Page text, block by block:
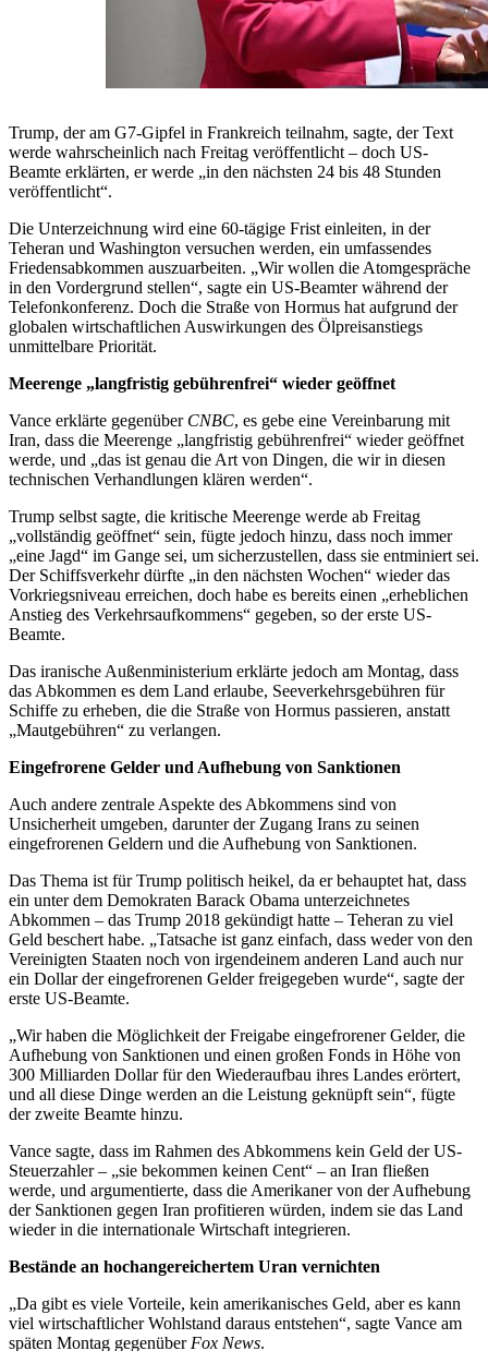
Trump, der am G7-Gipfel in Frankreich teilnahm, sagte, der Text
werde wahrscheinlich nach Freitag veröffentlicht – doch US-
Beamte erklärten, er werde „in den nächsten 24 bis 48 Stunden
veröffentlicht“.
Die Unterzeichnung wird eine 60-tägige Frist einleiten, in der
Teheran und Washington versuchen werden, ein umfassendes
Friedensabkommen auszuarbeiten. „Wir wollen die Atomgespräche
in den Vordergrund stellen“, sagte ein US-Beamter während der
Telefonkonferenz. Doch die Straße von Hormus hat aufgrund der
globalen wirtschaftlichen Auswirkungen des Ölpreisanstiegs
unmittelbare Priorität.
Meerenge „langfristig gebührenfrei“ wieder geöffnet
Vance erklärte gegenüberCNBC, es gebe eine Vereinbarung mit
Iran, dass die Meerenge „langfristig gebührenfrei“ wieder geöffnet
werde, und „das ist genau die Art von Dingen, die wir in diesen
technischen Verhandlungen klären werden“.
Trump selbst sagte, die kritische Meerenge werde ab Freitag
„vollständig geöffnet“ sein, fügte jedoch hinzu, dass noch immer
„eine Jagd“ im Gange sei, um sicherzustellen, dass sie entminiert sei.
Der Schiffsverkehr dürfte „in den nächsten Wochen“ wieder das
Vorkriegsniveau erreichen, doch habe es bereits einen „erheblichen
Anstieg des Verkehrsaufkommens“ gegeben, so der erste US-
Beamte.
Das iranische Außenministerium erklärte jedoch am Montag, dass
das Abkommen es dem Land erlaube, Seeverkehrsgebühren für
Schiffe zu erheben, die die Straße von Hormus passieren, anstatt
„Mautgebühren“ zu verlangen.
Eingefrorene Gelder und Aufhebung von Sanktionen
Auch andere zentrale Aspekte des Abkommens sind von
Unsicherheit umgeben, darunter der Zugang Irans zu seinen
eingefrorenen Geldern und die Aufhebung von Sanktionen.
Das Thema ist für Trump politisch heikel, da er behauptet hat, dass
ein unter dem Demokraten Barack Obama unterzeichnetes
Abkommen – das Trump 2018 gekündigt hatte – Teheran zu viel
Geld beschert habe. „Tatsache ist ganz einfach, dass weder von den
Vereinigten Staaten noch von irgendeinem anderen Land auch nur
ein Dollar der eingefrorenen Gelder freigegeben wurde“, sagte der
erste US-Beamte.
„Wir haben die Möglichkeit der Freigabe eingefrorener Gelder, die
Aufhebung von Sanktionen und einen großen Fonds in Höhe von
300 Milliarden Dollar für den Wiederaufbau ihres Landes erörtert,
und all diese Dinge werden an die Leistung geknüpft sein“, fügte
der zweite Beamte hinzu.
Vance sagte, dass im Rahmen des Abkommens kein Geld der US-
Steuerzahler – „sie bekommen keinen Cent“ – an Iran fließen
werde, und argumentierte, dass die Amerikaner von der Aufhebung
der Sanktionen gegen Iran profitieren würden, indem sie das Land
wieder in die internationale Wirtschaft integrieren.
Bestände an hochangereichertem Uran vernichten
„Da gibt es viele Vorteile, kein amerikanisches Geld, aber es kann
viel wirtschaftlicher Wohlstand daraus entstehen“, sagte Vance am
späten Montag gegenüber Fox News.